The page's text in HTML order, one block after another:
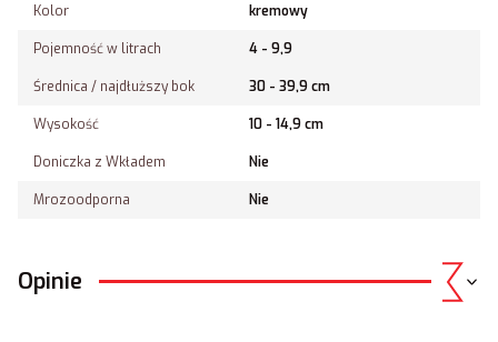
Kolor kremowy
Pojemność w litrach 4 - 9,9
Średnica / najdłuższy bok 30 - 39,9 cm
Wysokość 10 - 14,9 cm
Doniczka z Wkładem Nie
Mrozoodporna Nie
Opinie